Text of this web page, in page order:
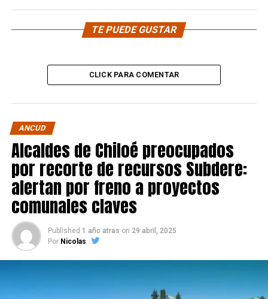
TE PUEDE GUSTAR
CLICK PARA COMENTAR
ANCUD
Alcaldes de Chiloé preocupados
por recorte de recursos Subdere:
alertan por freno a proyectos
comunales claves
Published 1 año atras on 29 abril, 2025
Por Nicolas